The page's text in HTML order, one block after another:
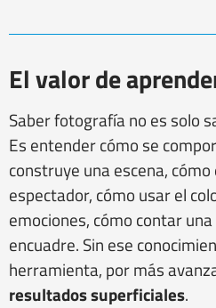
El valor de
Saber fotografía no es solo
Es entender cómo se
construye una escena,
espectador, cómo usar el
emociones, cómo contar
encuadre. Sin ese
herramienta, por más
resultados superficiales.